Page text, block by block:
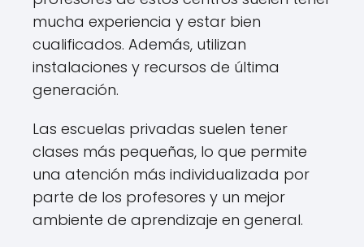
mucha experiencia y estar bien
cualificados. Además, utilizan
instalaciones y recursos de última
generación.
Las escuelas privadas suelen tener
clases más pequeñas, lo que permite
una atención más individualizada por
parte de los profesores y un mejor
ambiente de aprendizaje en general.